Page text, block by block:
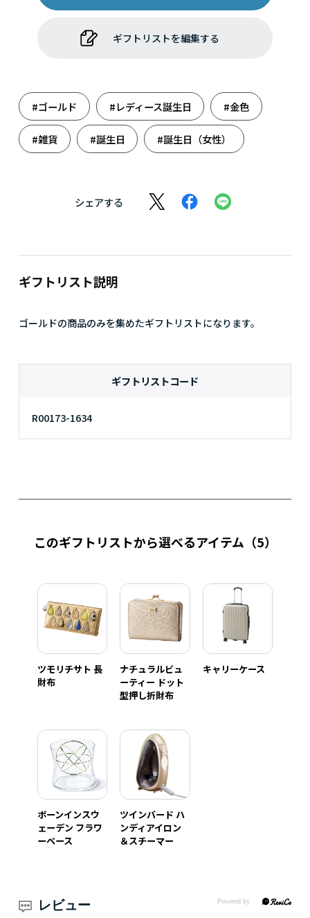
ギフトリストを編集する
#ゴールド #レディース誕生日 #金色
#雑貨 #誕生日 #誕生日（女性）
シェアする
ギフトリスト説明
ゴールドの商品のみを集めたギフトリストになります。
ギフトリストコード
R00173-1634
このギフトリストから選べるアイテム （5）
ツモリチサト 長
財布
ナチュラルビュ
ーティー ドット
型押し折財布
キャリーケース
ボーンインスウ
ェーデン フラワ
ーベース
ツインバード ハ
ンディアイロン
＆スチーマー
レビュー